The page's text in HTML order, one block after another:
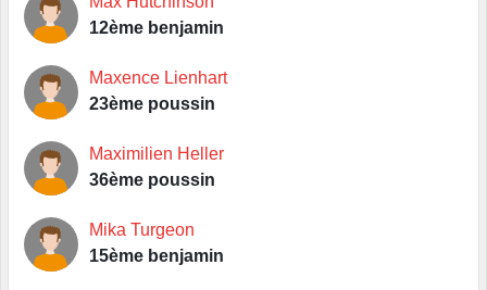
12ème benjamin
Maxence Lienhart
23ème poussin
Maximilien Heller
36ème poussin
Mika Turgeon
15ème benjamin